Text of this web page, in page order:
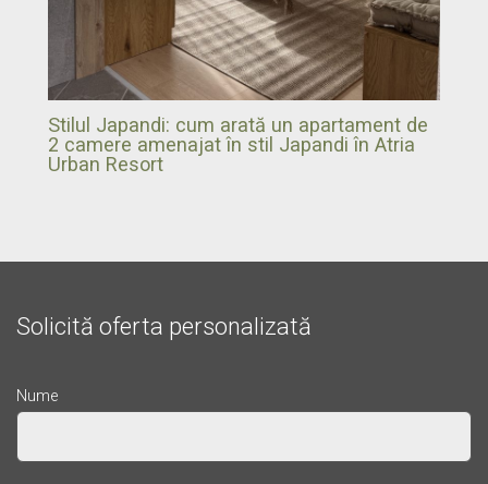
Stilul Japandi: cum arată un apartament de
2 camere amenajat în stil Japandi în Atria
Urban Resort
Solicită oferta personalizată
Nume